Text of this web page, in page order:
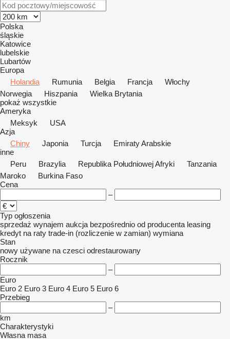
Polska
śląskie
Katowice
lubelskie
Lubartów
Europa
Holandia
Rumunia Belgia Francja
Włochy
Norwegia
Hiszpania
Wielka Brytania
pokaż wszystkie
Ameryka
Meksyk
USA
Azja
Chiny
Japonia Turcja
Emiraty Arabskie
inne
Peru
Brazylia Republika Południowej Afryki
Tanzania
Maroko
Burkina Faso
Cena
–
Typ ogłoszenia
sprzedaż wynajem aukcja bezpośrednio od producenta leasing
kredyt na raty trade-in (rozliczenie w zamian) wymiana
Stan
nowy używane na czesci odrestaurowany
Rocznik
–
Euro
Euro 2 Euro 3 Euro 4 Euro 5 Euro 6
Przebieg
–
km
Charakterystyki
Własna masa